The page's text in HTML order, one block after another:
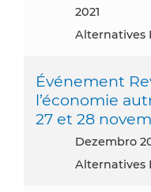
2021
Alternatives
Événement
l’économie
27 et 28
dezembro
Alternatives